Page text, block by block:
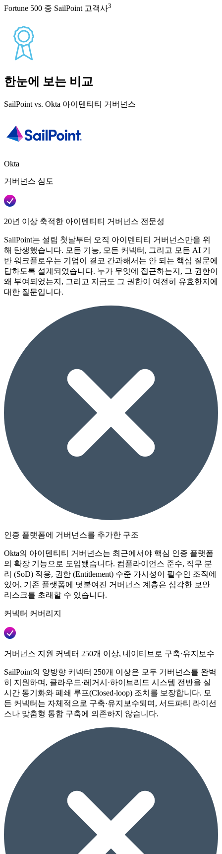
Fortune 500 중 SailPoint 고객사3
한눈에 보는 비교
SailPoint vs. Okta 아이덴티티 거버넌스
Okta
거버넌스 심도
20년 이상 축적한 아이덴티티 거버넌스 전문성
SailPoint는 설립 첫날부터 오직 아이덴티티 거버넌스만을 위
해 탄생했습니다. 모든 기능, 모든 커넥터, 그리고 모든 AI 기
반 워크플로우는 기업이 결코 간과해서는 안 되는 핵심 질문에
답하도록 설계되었습니다. 누가 무엇에 접근하는지, 그 권한이
왜 부여되었는지, 그리고 지금도 그 권한이 여전히 유효한지에
대한 질문입니다.
인증 플랫폼에 거버넌스를 추가한 구조
Okta의 아이덴티티 거버넌스는 최근에서야 핵심 인증 플랫폼
의 확장 기능으로 도입됐습니다. 컴플라이언스 준수, 직무 분
리 (SoD) 적용, 권한 (Entitlement) 수준 가시성이 필수인 조직에
있어, 기존 플랫폼에 덧붙여진 거버넌스 계층은 심각한 보안
리스크를 초래할 수 있습니다.
커넥터 커버리지
거버넌스 지원 커넥터 250개 이상, 네이티브로 구축·유지보수
SailPoint의 양방향 커넥터 250개 이상은 모두 거버넌스를 완벽
히 지원하며, 클라우드·레거시·하이브리드 시스템 전반을 실
시간 동기화와 폐쇄 루프(Closed-loop) 조치를 보장합니다. 모
든 커넥터는 자체적으로 구축·유지보수되며, 서드파티 라이선
스나 맞춤형 통합 구축에 의존하지 않습니다.